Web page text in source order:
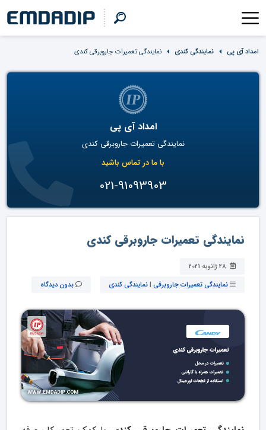
امداد آی پی نمایندگی کندی نمایندگی تعمیرات جارو‌برقی کندی
امداد آی پی
نمایندگی تعمیرات جاروبرقی کندی
با ما در تماس باشید
021-91093903
نمایندگی تعمیرات جارو‌برقی کندی
نمایندگی تعمیرات جاروبرقی |نمایندگی کندی بدون دیدگاه